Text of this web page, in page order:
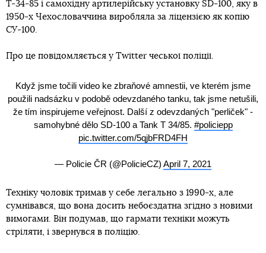
Т-34-85 і самохідну артилерійську установку SD-100, яку в
1950-х Чехословаччина виробляла за ліцензією як копію
СУ-100.
Про це повідомляється у Twitter чеської поліції.
Když jsme točili video ke zbraňové amnestii, ve kterém jsme
použili nadsázku v podobě odevzdaného tanku, tak jsme netušili,
že tím inspirujeme veřejnost. Další z odevzdaných "perliček" -
samohybné dělo SD-100 a Tank T 34/85. #policiepp
pic.twitter.com/5qjbFRD4FH
— Policie ČR (@PolicieCZ) April 7, 2021
Техніку чоловік тримав у себе легально з 1990-х, але
сумнівався, що вона досить небоєздатна згідно з новими
вимогами. Він подумав, що гармати техніки можуть
стріляти, і звернувся в поліцію.